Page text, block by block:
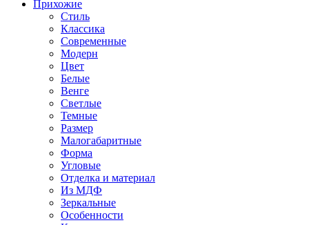
Прихожие
Стиль
Классика
Современные
Модерн
Цвет
Белые
Венге
Светлые
Темные
Размер
Малогабаритные
Форма
Угловые
Отделка и материал
Из МДФ
Зеркальные
Особенности